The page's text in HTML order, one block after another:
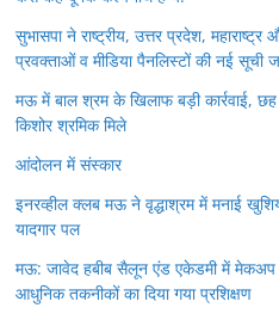
सुभासपा ने राष्ट्रीय, उत्तर प्रदेश,
प्रवक्ताओं व मीडिया पैनलिस्टों की नई सूची
मऊ में बाल श्रम के खिलाफ बड़ी कार्रवाई, छह
किशोर श्रमिक मिले
आंदोलन में संस्कार
इनरव्हील क्लब मऊ ने वृद्धाश्रम में मनाई
यादगार पल
मऊ: जावेद हबीब सैलून एंड एकेडमी में मेकअप
आधुनिक तकनीकों का दिया गया प्रशिक्षण